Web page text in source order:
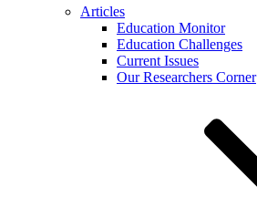
Articles
Education Monitor
Education Challenges
Current Issues
Our Researchers Corner